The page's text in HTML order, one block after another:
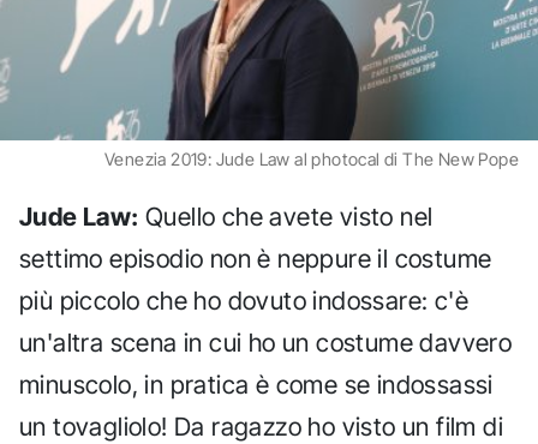
Venezia 2019: Jude Law al photocal di The New Pope
Jude Law: Quello che avete visto nel
settimo episodio non è neppure il costume
più piccolo che ho dovuto indossare: c'è
un'altra scena in cui ho un costume davvero
minuscolo, in pratica è come se indossassi
un tovagliolo! Da ragazzo ho visto un film di